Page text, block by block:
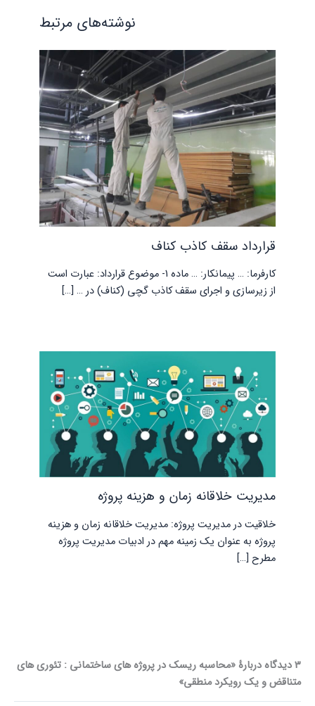
نوشته‌های مرتبط
قرارداد سقف کاذب کناف
کارفرما: … پیمانکار: … ماده 1- موضوع قرارداد: عبارت است
از زیرسازی و اجرای سقف کاذب گچی (کناف) در … […]
مدیریت خلاقانه زمان و هزینه پروژه
خلاقیت در مدیریت پروژه: مدیریت خلاقانه زمان و هزینه
پروژه به عنوان یک زمینه مهم در ادبیات مدیریت پروژه
مطرح […]
3 دیدگاه دربارهٔ «محاسبه ریسک در پروژه های ساختمانی : تئوری های
متناقض و یک رویکرد منطقی»